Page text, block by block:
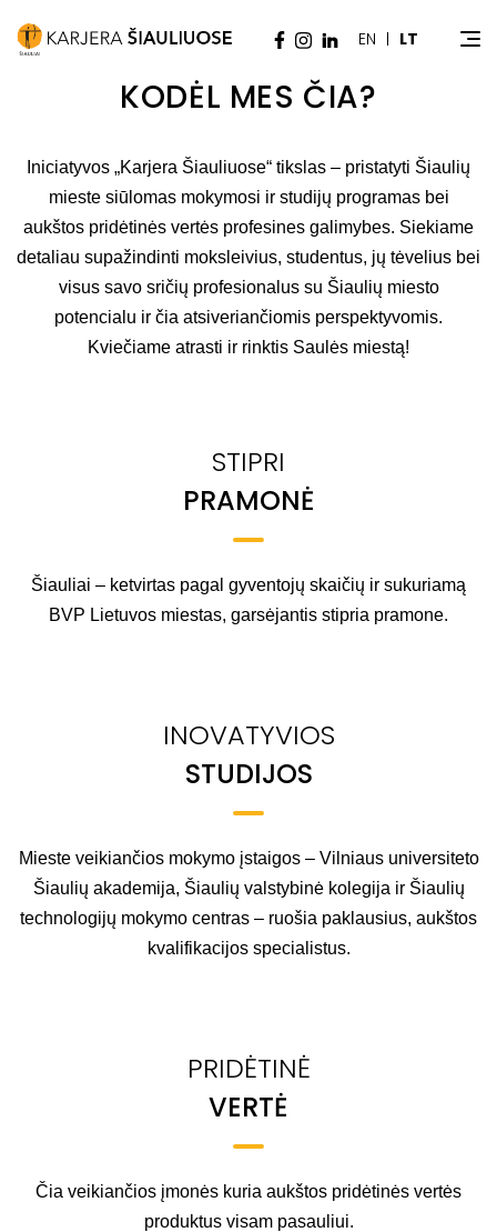
EN LT
KODĖL MES ČIA?
Iniciatyvos „Karjera Šiauliuose“ tikslas – pristatyti Šiaulių
mieste siūlomas mokymosi ir studijų programas bei
aukštos pridėtinės vertės profesines galimybes. Siekiame
detaliau supažindinti moksleivius, studentus, jų tėvelius bei
visus savo sričių profesionalus su Šiaulių miesto
potencialu ir čia atsiveriančiomis perspektyvomis.
Kviečiame atrasti ir rinktis Saulės miestą!
STIPRI
PRAMONĖ
Šiauliai – ketvirtas pagal gyventojų skaičių ir sukuriamą
BVP Lietuvos miestas, garsėjantis stipria pramone.
INOVATYVIOS
STUDIJOS
Mieste veikiančios mokymo įstaigos – Vilniaus universiteto
Šiaulių akademija, Šiaulių valstybinė kolegija ir Šiaulių
technologijų mokymo centras – ruošia paklausius, aukštos
kvalifikacijos specialistus.
PRIDĖTINĖ
VERTĖ
Čia veikiančios įmonės kuria aukštos pridėtinės vertės
produktus visam pasauliui.